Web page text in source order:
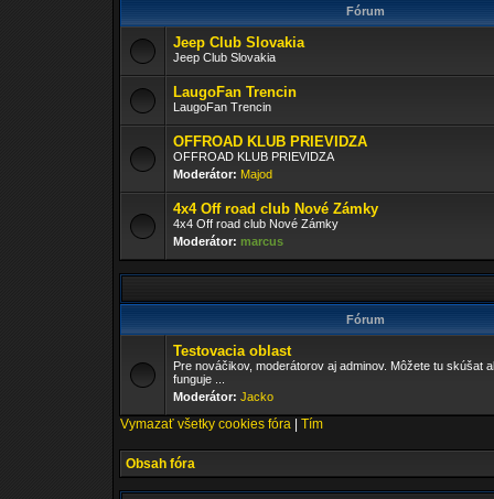
Fórum
Jeep Club Slovakia
Jeep Club Slovakia
LaugoFan Trencin
LaugoFan Trencin
OFFROAD KLUB PRIEVIDZA
OFFROAD KLUB PRIEVIDZA
Moderátor: Majod
4x4 Off road club Nové Zámky
4x4 Off road club Nové Zámky
Moderátor: marcus
Fórum
Testovacia oblast
Pre nováčikov, moderátorov aj adminov. Môžete tu skúšat
funguje ...
Moderátor: Jacko
Vymazať všetky cookies fóra Tím
Obsah fóra